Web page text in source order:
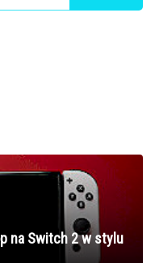
na Switch 2 w stylu